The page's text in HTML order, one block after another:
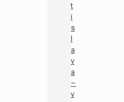
t
i
s
l
a
v
a
–
v